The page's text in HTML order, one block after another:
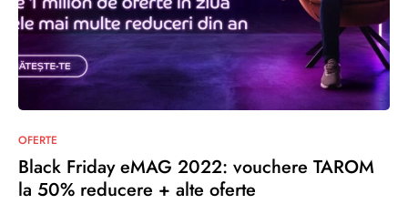
OFERTE
Black Friday eMAG 2022: vouchere TAROM
la 50% reducere + alte oferte